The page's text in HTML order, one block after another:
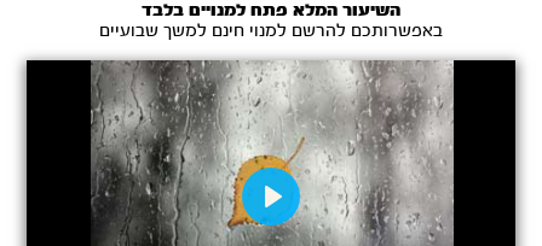
השיעור המלא פתח למנויים בלבד
באפשרותכם להרשם למנוי חינם למשך שבועיים
Play